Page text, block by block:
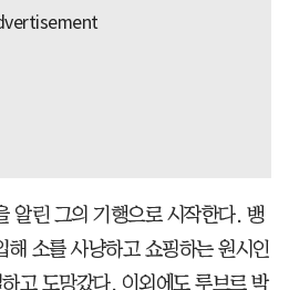
알린 그의 기행으로 시작한다. 뱅
해 소를 사냥하고 쇼핑하는 원시인
고 도망갔다. 이외에도 루브르 박